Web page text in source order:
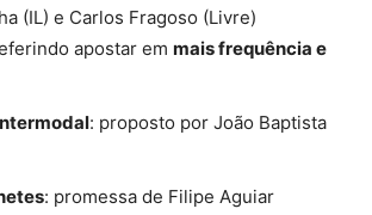
(IL) e Carlos Fragoso (Livre)
apostar em mais frequência e
: proposto por João Baptista
: promessa de Filipe Aguiar